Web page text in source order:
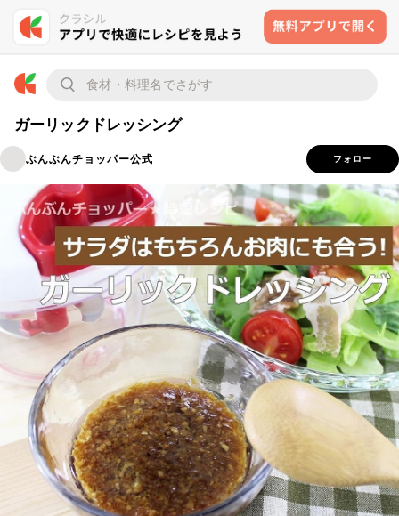
ガーリックドレッシング
ぶんぶんチョッパー公式 フォロー